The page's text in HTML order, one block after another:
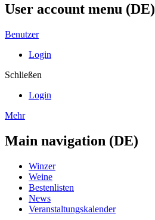
User account menu (DE)
Benutzer
Login
Schließen
Login
Mehr
Main navigation (DE)
Winzer
Weine
Bestenlisten
News
Veranstaltungskalender